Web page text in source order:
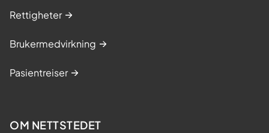
Rettigheter
Brukermedvirkning
Pasientreiser
OM NETTSTEDET